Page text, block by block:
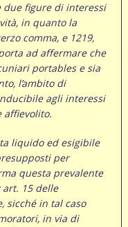
due figure di interessi
in quanto la
comma, e 1219,
ad affermare che
portables e sia
l’ambito di
agli interessi
affievolito.
liquido ed esigibile
per
questa prevalente
15 delle
sicché in tal caso
in via di